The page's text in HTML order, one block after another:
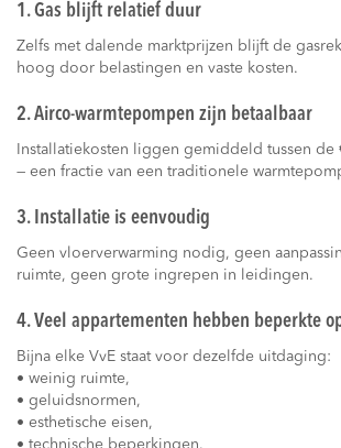
1. Gas blijft relatief duur
Zelfs met dalende marktprijzen blijft de
hoog door belastingen en vaste kosten.
2. Airco-warmtepompen zijn betaalbaar
Installatiekosten liggen gemiddeld tussen de
— een fractie van een traditionele
3. Installatie is eenvoudig
Geen vloerverwarming nodig, geen
ruimte, geen grote ingrepen in leidingen.
4. Veel appartementen hebben beperkte
Bijna elke VvE staat voor dezelfde uitdaging:
• weinig ruimte,
• geluidsnormen,
• esthetische eisen,
• technische beperkingen.